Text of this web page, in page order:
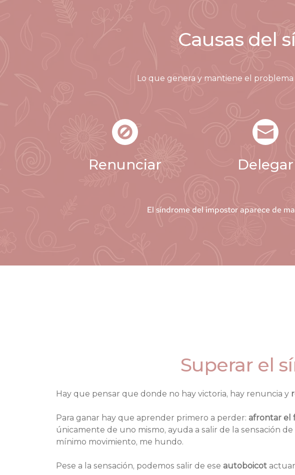
Causas del
Lo que genera y mantiene el
Renunciar Delegar
El síndrome del impostor aparece de
Superar el
Hay que pensar que donde no hay victoria, hay renuncia y
Para ganar hay que aprender primero a perder: afrontar el
únicamente de uno mismo, ayuda a salir de la sensación
mínimo movimiento, me hundo.
Pese a la sensación, podemos salir de ese autoboicot